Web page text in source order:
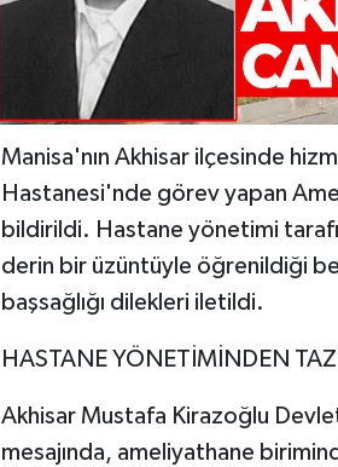
Manisa'nın Akhisar ilçesinde
Hastanesi'nde görev yapan
bildirildi. Hastane yönetimi
derin bir üzüntüyle öğrenildiği
başsağlığı dilekleri iletildi.
HASTANE YÖNETİMİNDEN
Akhisar Mustafa Kirazoğlu
mesajında, ameliyathane